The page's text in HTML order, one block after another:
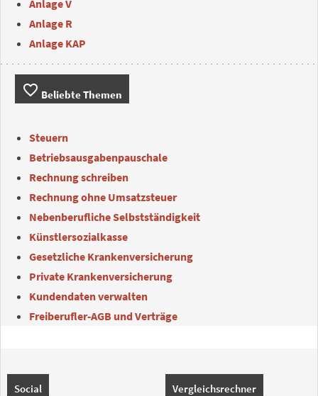
Anlage V
Anlage R
Anlage KAP
favorite_border Beliebte Themen
Steuern
Betriebsausgabenpauschale
Rechnung schreiben
Rechnung ohne Umsatzsteuer
Nebenberufliche Selbstständigkeit
Künstlersozialkasse
Gesetzliche Krankenversicherung
Private Krankenversicherung
Kundendaten verwalten
Freiberufler-AGB und Verträge
Social Vergleichsrechner